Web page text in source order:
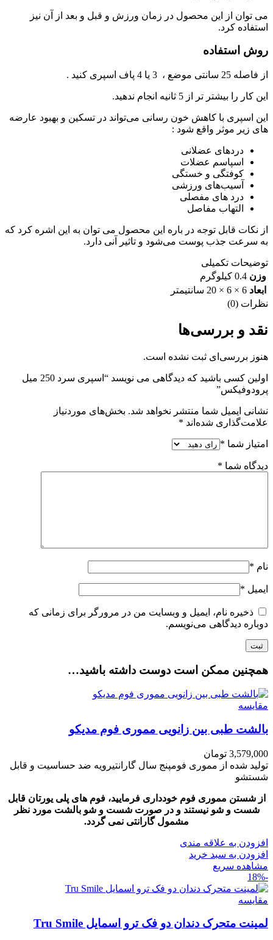
می توان از این محصول در زمان ورزش و قبل و بعد از آن نیز
استفاده کرد.
روش استفاده
از فاصله 25 سانتی موضع ، 3 یا 4 پاف اسپری کنید .
این کار را بیشتر تر از 5 ثانیه انجام ندهید.
این اسپری با کاهش خون رسانی می‌تواند در تسکین و بهبود عارضه‌
های زیر موثر واقع شود :
دردهای عضلانی
اسپاسم عضلات
کوفتگی و خستگی
آسیب‌های ورزشی
درد های مفصلی
التهاب مفاصل
از نکات قابل توجه در باره این محصول می توان به این اشره کرد که
به سرعت جذب پوست می‌شود و تاثیر آنی دارد.
توضیحات تکمیلی
وزن 0.4 کیلوگرم
ابعاد 6 × 6 × 20 سانتیمتر
نظرات (0)
نقد و بررسی‌ها
هنوز بررسی‌ای ثبت نشده است.
اولین کسی باشید که دیدگاهی می نویسد “اسپری سرد 250 میل
پرودوفیکس”
نشانی ایمیل شما منتشر نخواهد شد. بخش‌های موردنیاز
علامت‌گذاری شده‌اند *
امتیاز شما *
دیدگاه شما *
نام *
ایمیل *
ذخیره نام، ایمیل و وبسایت من در مرورگر برای زمانی که
دوباره دیدگاهی می‌نویسم.
همچنین ممکن است دوست داشته باشید…
مقایسه
بالشت طبی بین زانویی مموری فوم مدیکو
3,579,000 تومان
تولید شده از مموری فومپنج سال گارانتیرویه ضد حساسیت و قابل
شستشو
از شستن مموری فوم خودداری فرمایید، فوم های پلی یورتان قابل
شست و شو نیستند و در صورت شست و شو بالشت مورد نظر
مشمول گارانتی نمی گردد.
افزودن به علاقه مندی
افزودن به سبد خرید
مشاهده سریع
-18%
مقایسه
لمینت متحرک دندان دو فک ترو اسمایل Tru Smile